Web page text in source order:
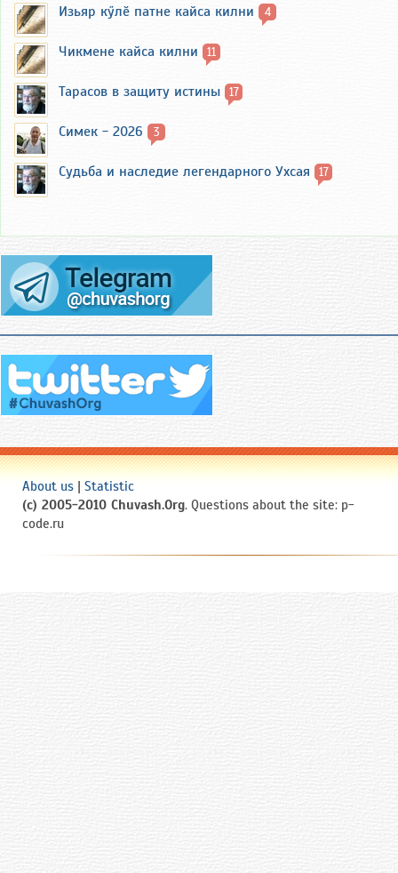
Изьяр кӳлӗ патне кайса килни 4
Чикмене кайса килни 11
Тарасов в защиту истины 17
Симек - 2026 3
Судьба и наследие легендарного Ухсая 17
About us | Statistic
(c) 2005-2010 Chuvash.Org. Questions about the site: p-
code.ru